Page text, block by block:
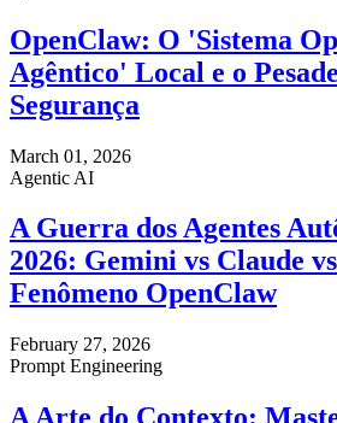
OpenClaw: O 'Sistema
Agêntico' Local e o
Segurança
March 01, 2026
Agentic AI
A Guerra dos Agentes
2026: Gemini vs Claude
Fenômeno OpenClaw
February 27, 2026
Prompt Engineering